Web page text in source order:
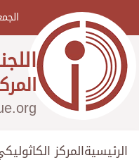
الجمعة, 7
الرئيسيةالمركز